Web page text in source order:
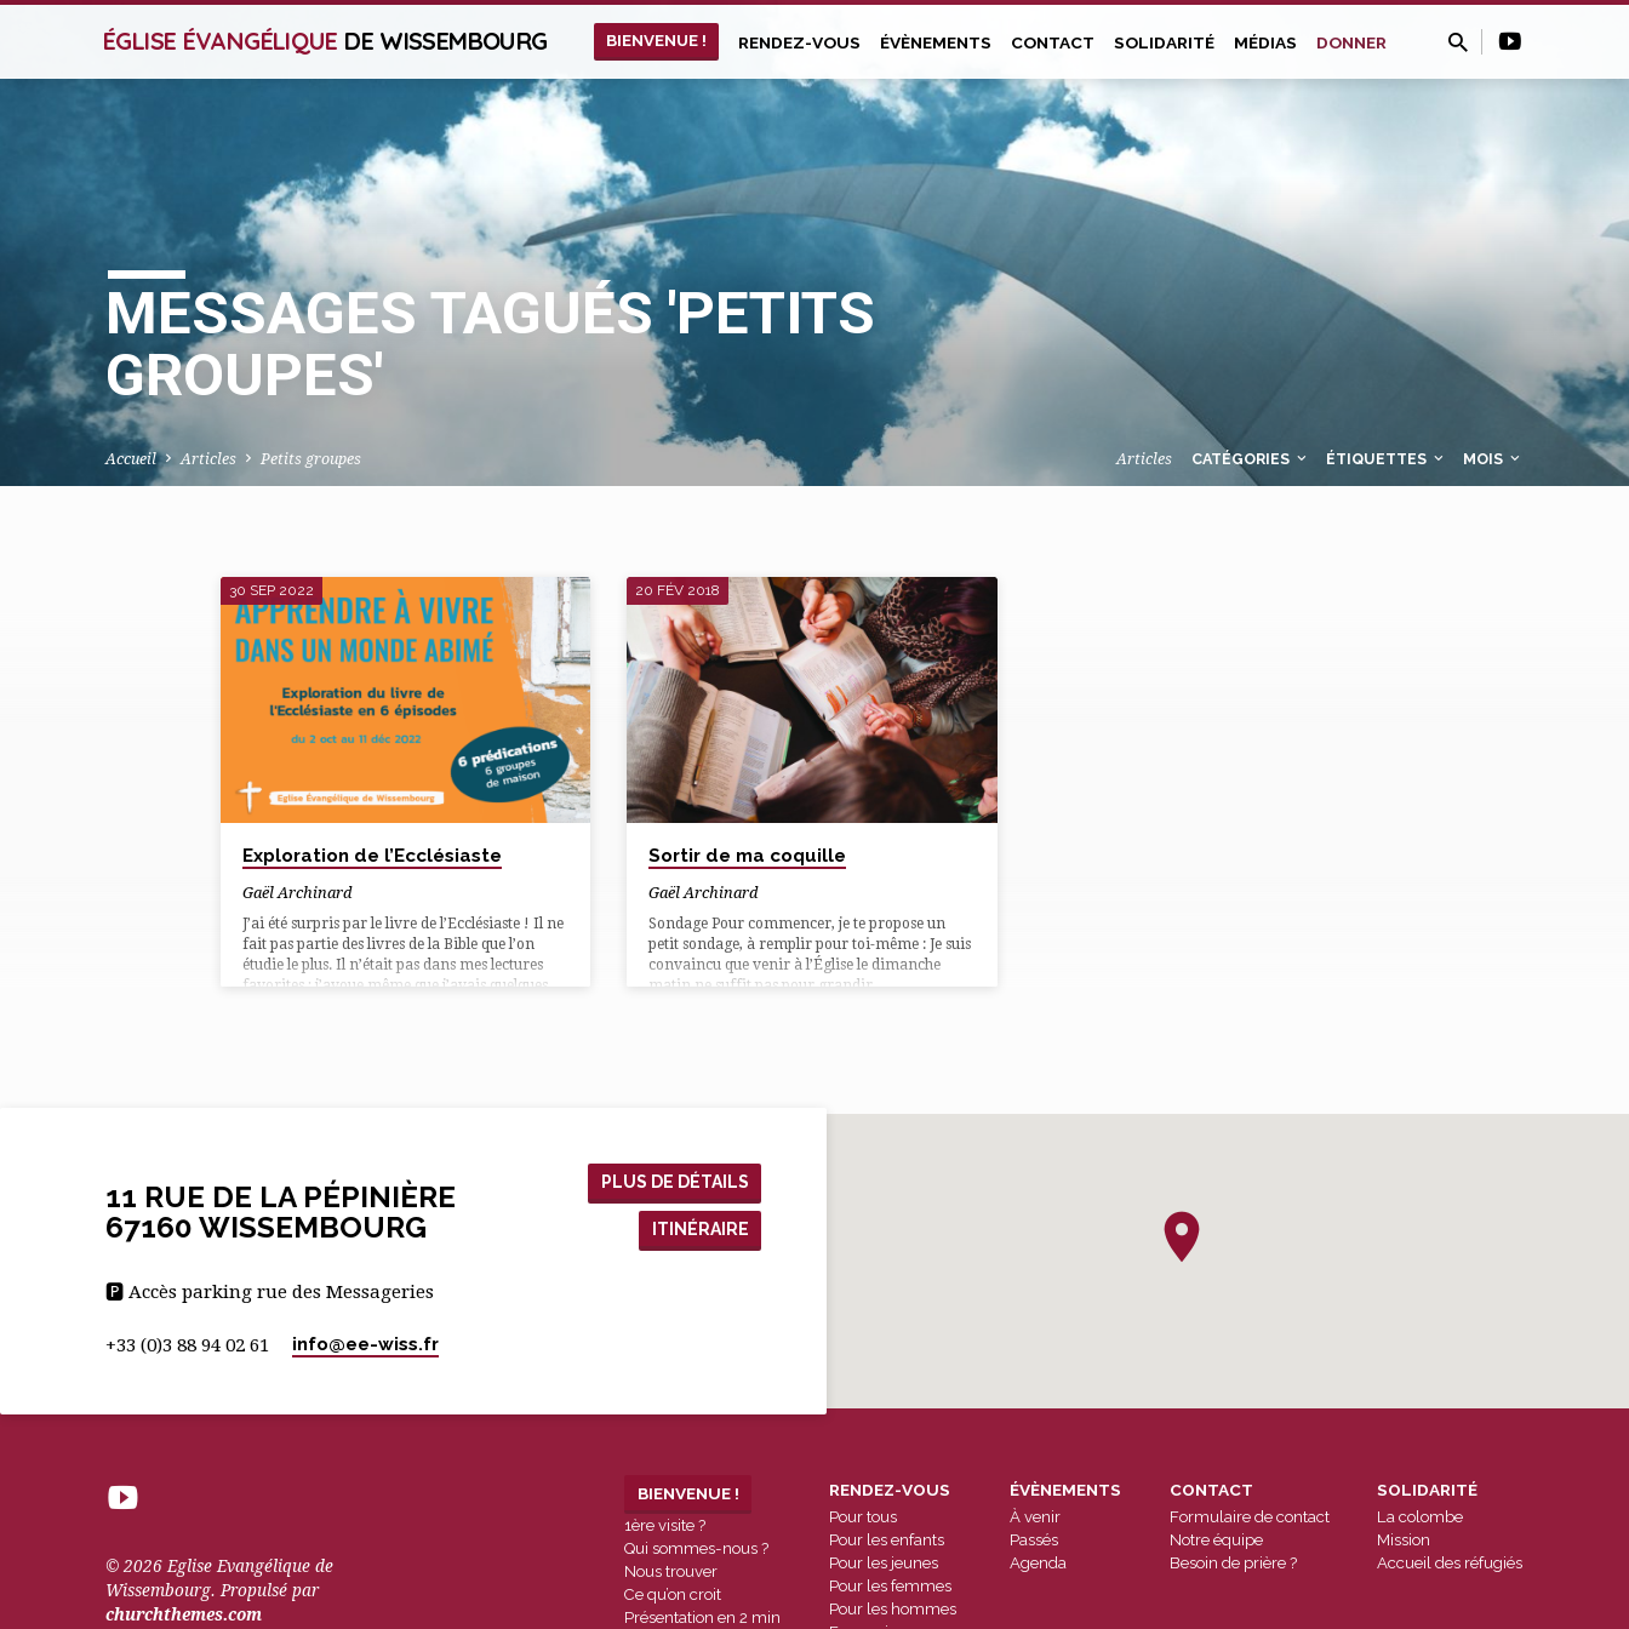
ÉGLISE ÉVANGÉLIQUE DE WISSEMBOURG BIENVENUE ! RENDEZ-VOUS ÉVÈNEMENTS CONTACT SOLIDARITÉ MÉDIAS DONNER
MESSAGES TAGUÉS 'PETITS
GROUPES'
Accueil Articles Petits groupes Articles CATÉGORIES ÉTIQUETTES MOIS
MESSAGES
TAGUÉS
'PETITS
GROUPES'
30 SEP 2022
Exploration de l’Ecclésiaste
Gaël Archinard
J’ai été surpris par le livre de l’Ecclésiaste ! Il ne
fait pas partie des livres de la Bible que l’on
étudie le plus. Il n’était pas dans mes lectures
favorites ; j’avoue même que j’avais quelques
20 FÉV 2018
Sortir de ma coquille
Gaël Archinard
Sondage Pour commencer, je te propose un
petit sondage, à remplir pour toi-même : Je suis
convaincu que venir à l’Église le dimanche
matin ne suffit pas pour grandir
11 RUE DE LA PÉPINIÈRE
67160 WISSEMBOURG
PLUS DE DÉTAILS
ITINÉRAIRE
🅿 Accès parking rue des Messageries
+33 (0)3 88 94 02 61 info​@ee-wiss.fr
© 2026 Eglise Evangélique de
Wissembourg. Propulsé par
churchthemes.com
BIENVENUE !
1ère visite ?
Qui sommes-nous ?
Nous trouver
Ce qu’on croit
Présentation en 2 min
RENDEZ-VOUS
Pour tous
Pour les enfants
Pour les jeunes
Pour les femmes
Pour les hommes
ÉVÈNEMENTS
À venir
Passés
Agenda
CONTACT
Formulaire de contact
Notre équipe
Besoin de prière ?
SOLIDARITÉ
La colombe
Mission
Accueil des réfugiés